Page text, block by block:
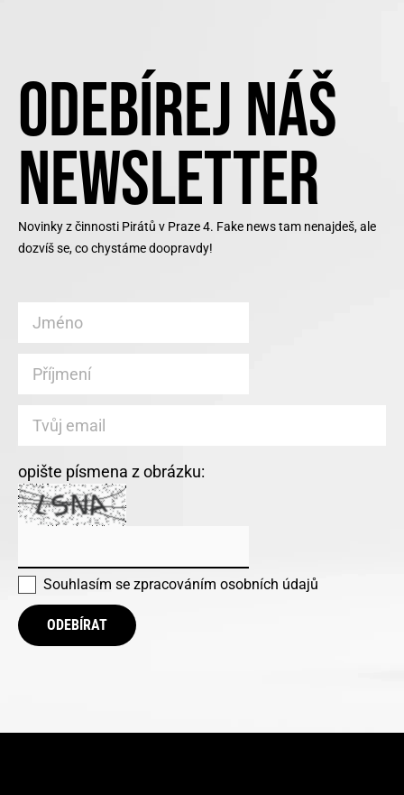
ODEBÍREJ NÁŠ
NEWSLETTER
Novinky z činnosti Pirátů v Praze 4. Fake news tam nenajdeš, ale
dozvíš se, co chystáme doopravdy!
opište písmena z obrázku:
Souhlasím se zpracováním osobních údajů
ODEBÍRAT